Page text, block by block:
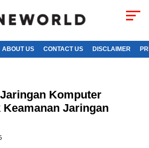
ABOUT US CONTACT US DISCLAIMER
Komputer
Jaringan